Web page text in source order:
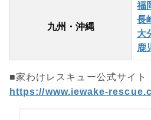
九州・沖縄
福
長
大
鹿
■家わけレスキュー公式サイト
https://www.iewake-